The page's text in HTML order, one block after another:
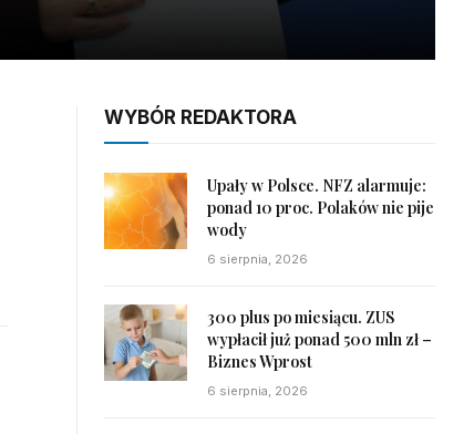
WYBÓR REDAKTORA
Upały w Polsce. NFZ alarmuje:
ponad 10 proc. Polaków nie pije
wody
6 sierpnia, 2026
300 plus po miesiącu. ZUS
wypłacił już ponad 500 mln zł –
Biznes Wprost
6 sierpnia, 2026